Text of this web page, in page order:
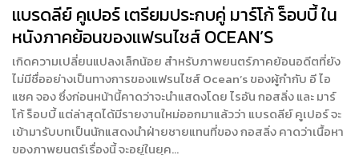
แบรดลีย์ คูเปอร์ เตรียมประกบคู่ มาร์โก้ ร็อบบี้ ใน
หนังภาคย้อนของแฟรนไชส์ OCEAN’S
เกิดความเปลี่ยนแปลงเล็กน้อย สำหรับภาพยนตร์ภาคย้อนอดีตที่ยัง
ไม่มีชื่ออย่างเป็นทางการของแฟรนไชส์ Ocean’s ของผู้กำกับ อี ไอ
แซค จอง ซึ่งก่อนหน้านี้คาดว่าจะนำแสดงโดย ไรอัน กอสลิ่ง และ มาร์
โก้ ร็อบบี้ แต่ล่าสุดได้มีรายงานใหม่ออกมาแล้วว่า แบรดลีย์ คูเปอร์ จะ
เข้ามารับบทเป็นนักแสดงนำฝ่ายชายแทนที่ของ กอสลิ่ง คาดว่าเนื้อหา
ของภาพยนตร์เรื่องนี้ จะอยู่ในยุค…